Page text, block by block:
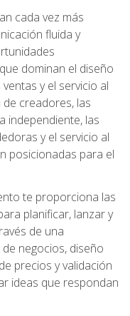
cada vez más
fluida y
dominan el diseño
y el servicio al
creadores, las
independiente, las
y el servicio al
posicionadas para el
te proporciona las
planificar, lanzar y
de una
negocios, diseño
precios y validación
ideas que respondan